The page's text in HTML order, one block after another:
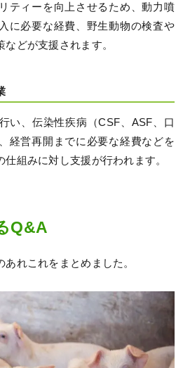
ティーを向上させるため、動力噴
に必要な経費、野生動物の検査や
どが支援されます。
い、伝染性疾病（CSF、ASF、口
経営再開までに必要な経費などを
組みに対し支援が行われます。
Q&A
れこれをまとめました。